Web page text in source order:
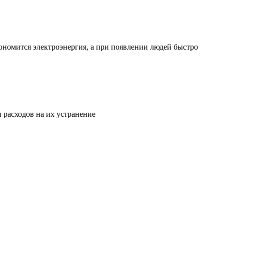
электроэнергия, а при появлении людей быстро
на их устранение